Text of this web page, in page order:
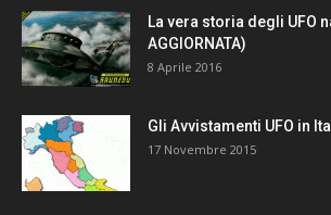
La vera storia degli UFO
AGGIORNATA)
8 Aprile 2016
Gli Avvistamenti UFO in
17 Novembre 2015